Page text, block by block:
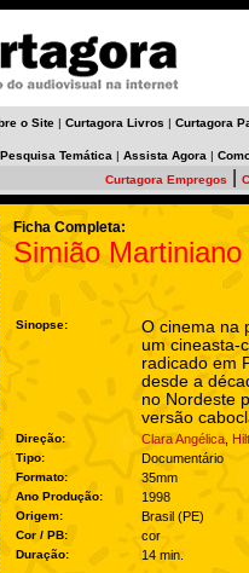
o Site | Curtagora Livros | Curtagora
Pesquisa Temática | Assista Agora |
Curtagora Empregos
Ficha Completa:
Simião
Sinopse:
O cinema na
um cineasta-
radicado em
desde a
no Nordeste
versão
Direção: Clara Angélica
Tipo: Documentário
Formato: 35mm
Ano Produção: 1998
Origem: Brasil (PE)
Cor / PB: cor
Duração: 14 min.